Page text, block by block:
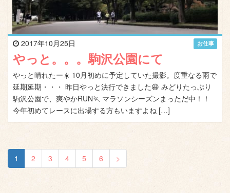
2017年10月25日 お仕事
やっと。。。駒沢公園にて
やっと晴れたー☀️ 10月初めに予定していた撮影。度重なる雨で
延期延期・・・ 昨日やっと決行できました😆 みどりたっぷり
駒沢公園で、爽やかRUN🏃 マラソンシーズンまっただ中！！
今年初めてレースに出場する方もいますよね […]
1 2 3 4 5 6 >